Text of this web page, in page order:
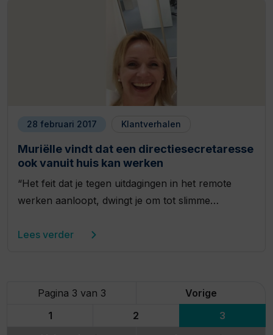
28 februari 2017 Klantverhalen
Muriëlle vindt dat een directiesecretaresse
ook vanuit huis kan werken
“Het feit dat je tegen uitdagingen in het remote
werken aanloopt, dwingt je om tot slimme…
Lees verder
Pagina 3 van 3
Vorige
1
2
3